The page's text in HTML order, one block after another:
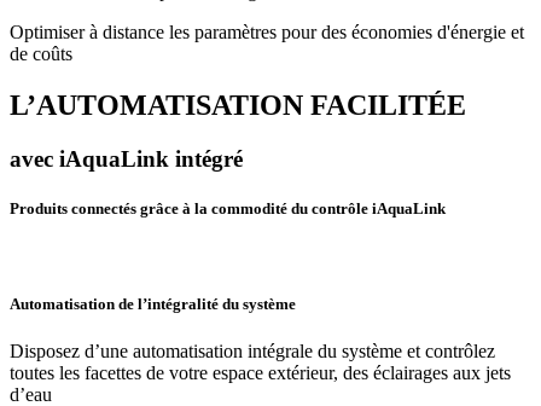
Optimiser à distance les paramètres pour des économies d'énergie et
de coûts
L’AUTOMATISATION FACILITÉE
avec iAquaLink intégré
Produits connectés grâce à la commodité du contrôle iAquaLink
Automatisation de l’intégralité du système
Disposez d’une automatisation intégrale du système et contrôlez
toutes les facettes de votre espace extérieur, des éclairages aux jets
d’eau